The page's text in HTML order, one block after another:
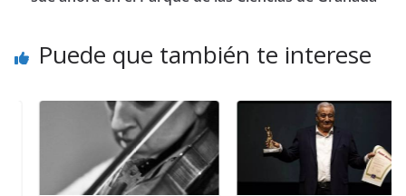
Puede que también te interese